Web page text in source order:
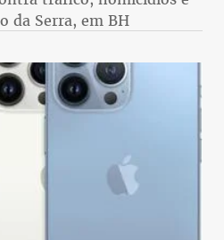
da Serra, em BH